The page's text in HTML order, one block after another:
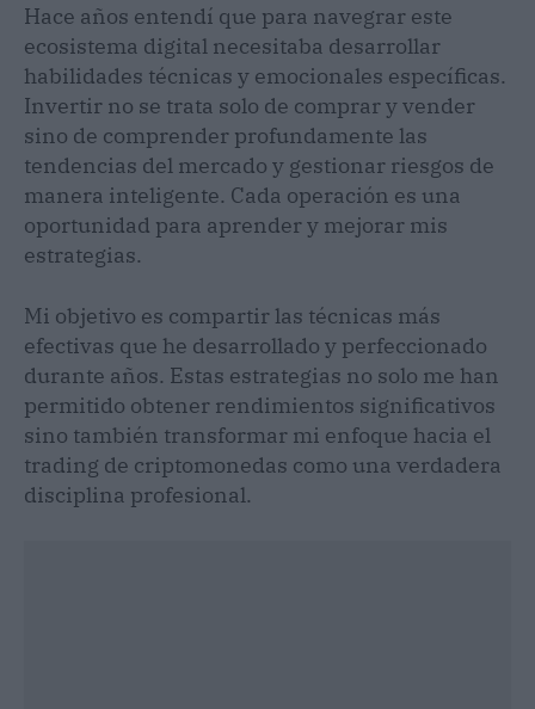
Hace años entendí que para navegrar este
ecosistema digital necesitaba desarrollar
habilidades técnicas y emocionales específicas.
Invertir no se trata solo de comprar y vender
sino de comprender profundamente las
tendencias del mercado y gestionar riesgos de
manera inteligente. Cada operación es una
oportunidad para aprender y mejorar mis
estrategias.
Mi objetivo es compartir las técnicas más
efectivas que he desarrollado y perfeccionado
durante años. Estas estrategias no solo me han
permitido obtener rendimientos significativos
sino también transformar mi enfoque hacia el
trading de criptomonedas como una verdadera
disciplina profesional.